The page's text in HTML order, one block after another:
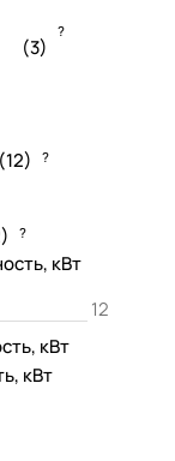
(3)
?
(12) ?
) ?
кВт
кВт
кВт